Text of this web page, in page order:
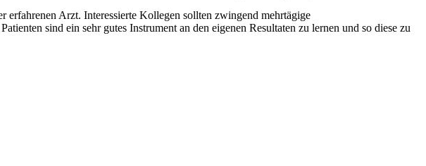
erfahrenen Arzt. Interessierte Kollegen sollten zwingend mehrtägige
sind ein sehr gutes Instrument an den eigenen Resultaten zu lernen und so diese zu